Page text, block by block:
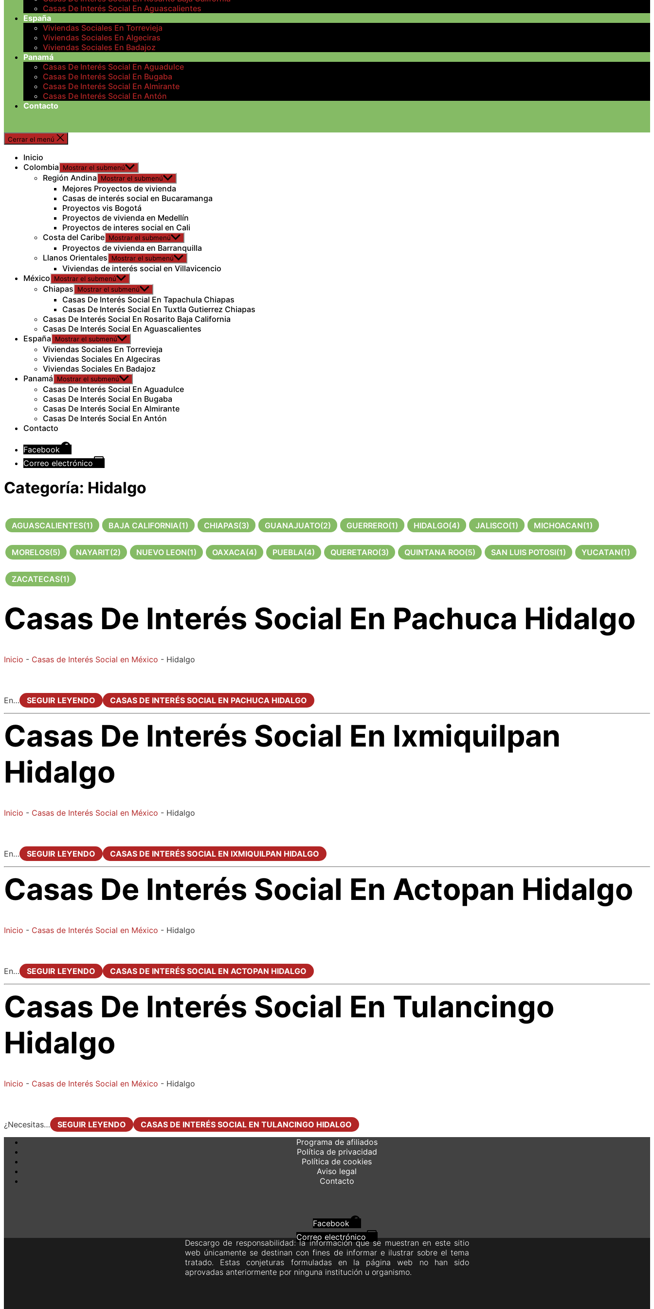
Casas De Interés Social En Aguascalientes
España
Viviendas Sociales En Torrevieja
Viviendas Sociales En Algeciras
Viviendas Sociales En Badajoz
Panamá
Casas De Interés Social En Aguadulce
Casas De Interés Social En Bugaba
Casas De Interés Social En Almirante
Casas De Interés Social En Antón
Contacto
Cerrar el menú
Inicio
Colombia
Mostrar el submenú
Región Andina Mostrar el submenú
Mejores Proyectos de vivienda
Casas de interés social en Bucaramanga
Proyectos vis Bogotá
Proyectos de vivienda en Medellín
Proyectos de interes social en Cali
Costa del Caribe Mostrar el submenú
Proyectos de vivienda en Barranquilla
Llanos Orientales
Mostrar el submenú
Viviendas de interés social en Villavicencio
México
Mostrar el submenú
Chiapas Mostrar el submenú
Casas De Interés Social En Tapachula Chiapas
Casas De Interés Social En Tuxtla Gutierrez Chiapas
Casas De Interés Social En Rosarito Baja California
Casas De Interés Social En Aguascalientes
España
Mostrar el submenú
Viviendas Sociales En Torrevieja
Viviendas Sociales En Algeciras
Viviendas Sociales En Badajoz
Panamá
Mostrar el submenú
Casas De Interés Social En Aguadulce
Casas De Interés Social En Bugaba
Casas De Interés Social En Almirante
Casas De Interés Social En Antón
Contacto
Facebook
Correo electrónico
Categoría: Hidalgo
AGUASCALIENTES(1) BAJA CALIFORNIA(1) CHIAPAS(3) GUANAJUATO(2) GUERRERO(1) HIDALGO(4) JALISCO(1) MICHOACAN(1)
MORELOS(5) NAYARIT(2) NUEVO LEON(1) OAXACA(4) PUEBLA(4) QUERETARO(3) QUINTANA ROO(5) SAN LUIS POTOSI(1) YUCATAN(1)
ZACATECAS(1)
Casas De Interés Social En Pachuca Hidalgo
Inicio - Casas de Interés Social en México - Hidalgo
En… SEGUIR LEYENDO CASAS DE INTERÉS SOCIAL EN PACHUCA HIDALGO
Casas De Interés Social En Ixmiquilpan
Hidalgo
Inicio - Casas de Interés Social en México - Hidalgo
En… SEGUIR LEYENDO CASAS DE INTERÉS SOCIAL EN IXMIQUILPAN HIDALGO
Casas De Interés Social En Actopan Hidalgo
Inicio - Casas de Interés Social en México - Hidalgo
En… SEGUIR LEYENDO CASAS DE INTERÉS SOCIAL EN ACTOPAN HIDALGO
Casas De Interés Social En Tulancingo
Hidalgo
Inicio - Casas de Interés Social en México - Hidalgo
¿Necesitas… SEGUIR LEYENDO
CASAS DE INTERÉS SOCIAL EN TULANCINGO HIDALGO
Programa de afiliados
Política de privacidad
Política de cookies
Aviso legal
Contacto
Facebook
Correo electrónico
Descargo de responsabilidad: la información que se muestran en este sitio
web únicamente se destinan con fines de informar e ilustrar sobre el tema
tratado. Estas conjeturas formuladas en la página web no han sido
aprovadas anteriormente por ninguna institución u organismo.